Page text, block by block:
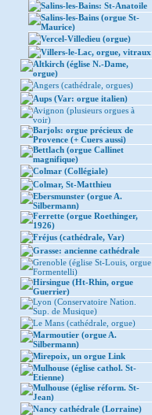
Salins-les-Bains: St-Anatoile
Salins-les-Bains (orgue St-
Maurice)
Vercel-Villedieu (orgue)
Villers-le-Lac, orgue, vitraux
Altkirch (église N.-Dame,
orgue)
Angers (cathédrale, orgues)
Aups (Var: orgue italien)
Avignon (plusieurs orgues à
voir)
Barjols: orgue précieux de
Provence (+ Cuers aussi)
Bettlach (orgue Callinet
magnifique)
Colmar (Collégiale)
Colmar, St-Matthieu
Ebersmunster (orgue A.
Silbermann)
Ferrette (orgue Roethinger,
1926)
Fréjus (cathédrale, Var)
Grasse: ancienne cathédrale
Grenoble (église St-Louis, orgue
Formentelli)
Hirsingue (Ht-Rhin, orgue
Guerrier)
Lyon (Conservatoire Nation.
Sup. de Musique)
Le Mans (cathédrale, orgue)
Marmoutier (orgue A.
Silbermann)
Mirepoix, un orgue Link
Mulhouse (église cathol. St-
Etienne)
Mulhouse (église réform. St-
Jean)
Nancy cathédrale (Lorraine)